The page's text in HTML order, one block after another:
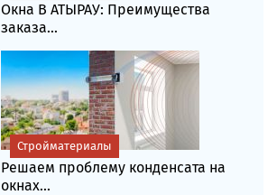
Окна В АТЫРАУ: Преимущества
заказа...
Решаем проблему конденсата на
окнах...
Стройматериалы